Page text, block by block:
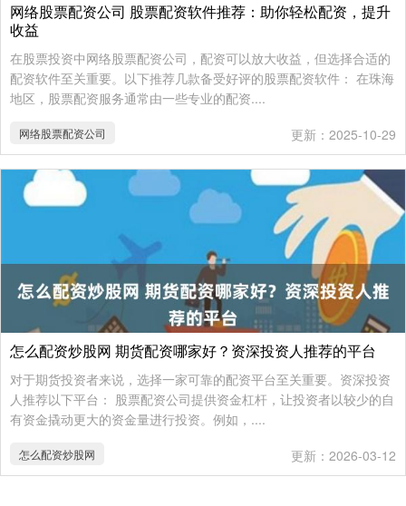
网络股票配资公司 股票配资软件推荐：助你轻松配资，提升
收益
在股票投资中网络股票配资公司，配资可以放大收益，但选择合适的
配资软件至关重要。以下推荐几款备受好评的股票配资软件： 在珠海
地区，股票配资服务通常由一些专业的配资....
网络股票配资公司 更新：2025-10-29
怎么配资炒股网 期货配资哪家好？资深投资人推荐的平台
对于期货投资者来说，选择一家可靠的配资平台至关重要。资深投资
人推荐以下平台： 股票配资公司提供资金杠杆，让投资者以较少的自
有资金撬动更大的资金量进行投资。例如，....
怎么配资炒股网 更新：2026-03-12